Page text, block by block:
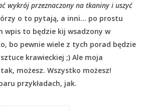
wykrój przeznaczony na tkaniny i uszyć
o to pytają, a inni… po prostu
wpis to będzie kij wsadzony w
bo pewnie wiele z tych porad będzie
krawieckiej ;) Ale moja
możesz. Wszystko możesz!
przykładach, jak.